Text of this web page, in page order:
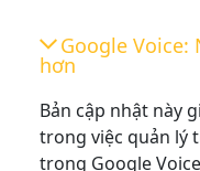
Google
hơn
Bản cập nhật này
trong việc quản lý
trong Google